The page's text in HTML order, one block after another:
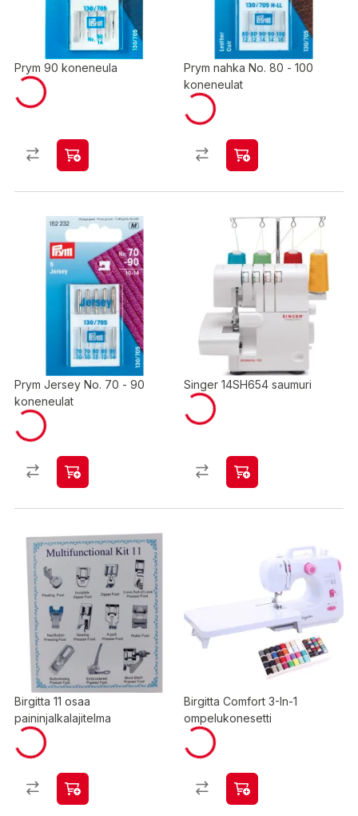
Prym 90 koneneula
Prym nahka No. 80 - 100
koneneulat
Prym Jersey No. 70 - 90
koneneulat
Singer 14SH654 saumuri
Birgitta 11 osaa
paininjalkalajitelma
Birgitta Comfort 3-In-1
ompelukonesetti